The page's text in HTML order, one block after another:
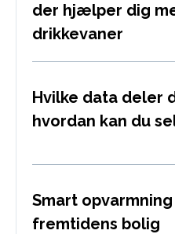
der hjælper dig
drikkevaner
Hvilke data deler
hvordan kan du
Smart
fremtidens bolig